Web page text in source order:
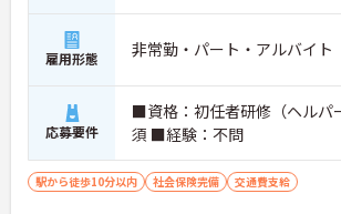
雇用形態 非常勤・パート・アルバイト
応募要件
■資格：初任者研修（ヘルパ
須 ■経験：不問
駅から徒歩10分以内 社会保険完備 交通費支給